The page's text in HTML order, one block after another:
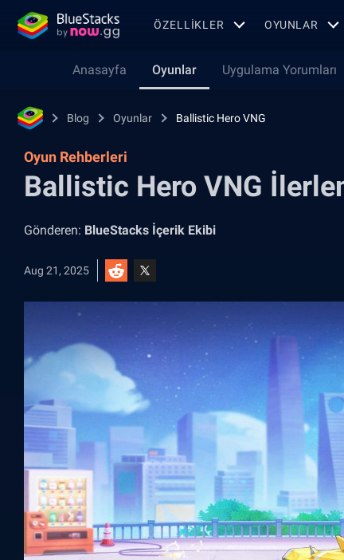
ÖZELLIKLER OYUNLAR
Anasayfa Oyunlar Uygulama Yorumları
Blog Oyunlar Ballistic Hero VNG
Oyun Rehberleri
Ballistic Hero VNG
Gönderen: BlueStacks İçerik Ekibi
Aug 21, 2025